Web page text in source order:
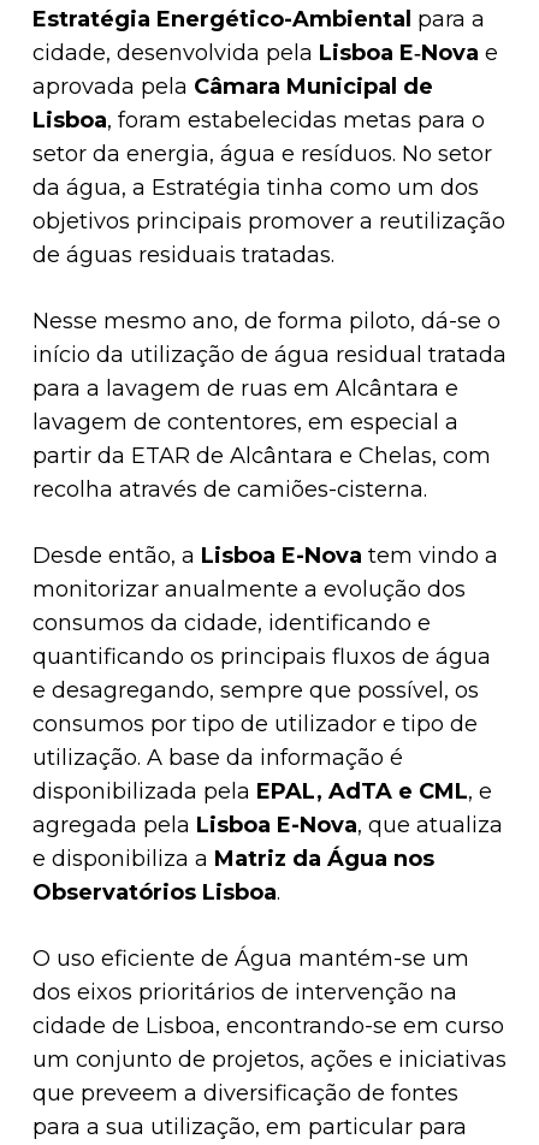
Estratégia Energético-Ambiental para a
cidade, desenvolvida pela Lisboa E‑Nova e
aprovada pela Câmara Municipal de
Lisboa, foram estabelecidas metas para o
setor da energia, água e resíduos. No setor
da água, a Estratégia tinha como um dos
objetivos principais promover a reutilização
de águas residuais tratadas.
Nesse mesmo ano, de forma piloto, dá-se o
início da utilização de água residual tratada
para a lavagem de ruas em Alcântara e
lavagem de contentores, em especial a
partir da ETAR de Alcântara e Chelas, com
recolha através de camiões-cisterna.
Desde então, a Lisboa E-Nova tem vindo a
monitorizar anualmente a evolução dos
consumos da cidade, identificando e
quantificando os principais fluxos de água
e desagregando, sempre que possível, os
consumos por tipo de utilizador e tipo de
utilização. A base da informação é
disponibilizada pela EPAL, AdTAe CML, e
agregada pela Lisboa E-Nova, que atualiza
e disponibiliza a Matriz da Água nos
Observatórios Lisboa.
O uso eficiente de Água mantém-se um
dos eixos prioritários de intervenção na
cidade de Lisboa, encontrando-se em curso
um conjunto de projetos, ações e iniciativas
que preveem a diversificação de fontes
para a sua utilização, em particular para